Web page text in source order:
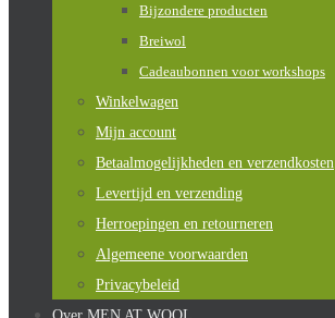
Bijzondere producten
Breiwol
Cadeaubonnen voor workshops
Winkelwagen
Mijn account
Betaalmogelijkheden en verzendkosten
Levertijd en verzending
Herroepingen en retourneren
Algemeene voorwaarden
Privacybeleid